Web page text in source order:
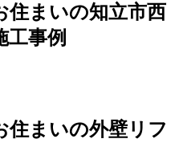
住まいの知立市西
工事例
住まいの外壁リフ